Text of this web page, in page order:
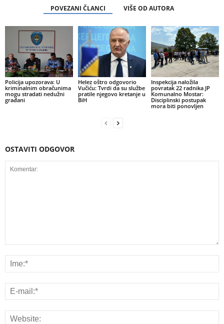
POVEZANI ČLANCI VIŠE OD AUTORA
Policija upozorava: U
kriminalnim obračunima
mogu stradati nedužni
građani
Helez oštro odgovorio
Vučiću: Tvrdi da su službe
pratile njegovo kretanje u
BiH
Inspekcija naložila
povratak 22 radnika JP
Komunalno Mostar:
Disciplinski postupak
mora biti ponovljen
OSTAVITI ODGOVOR